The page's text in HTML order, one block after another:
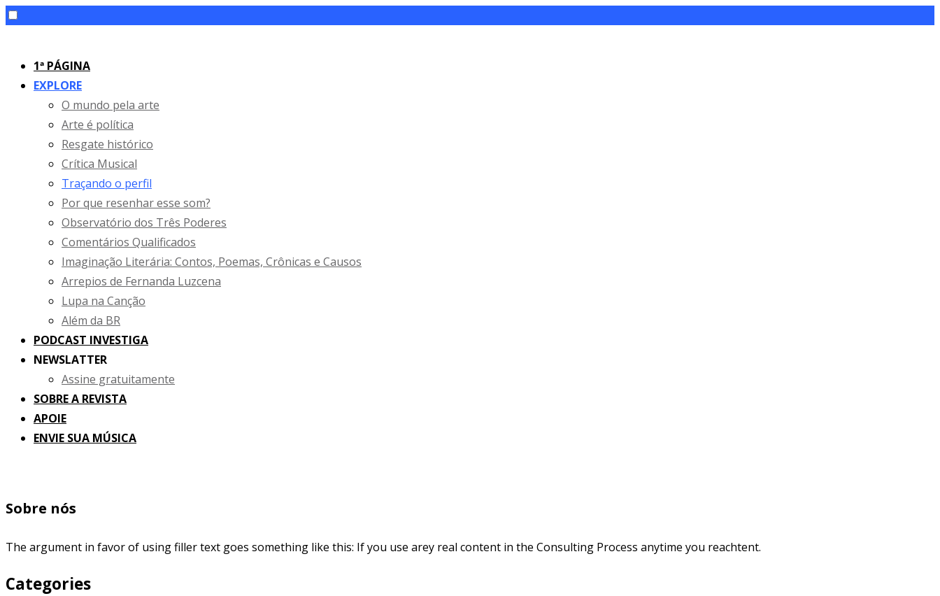
content1ª PÁGINA
EXPLORE
O mundo pela arte
Arte é política
Resgate histórico
Crítica Musical
Traçando o perfil
Por que resenhar esse som?
Observatório dos Três Poderes
Comentários Qualificados
Imaginação Literária: Contos, Poemas, Crônicas e Causos
Arrepios de Fernanda Luzcena
Lupa na Canção
Além da BR
PODCAST INVESTIGA
NEWSLATTER
Assine gratuitamente
SOBRE A REVISTA
APOIE
ENVIE SUA MÚSICA
Sobre nós
The argument in favor of using filler text goes something like this: If you use arey real content in the Consulting Process anytime you reachtent.
Categories